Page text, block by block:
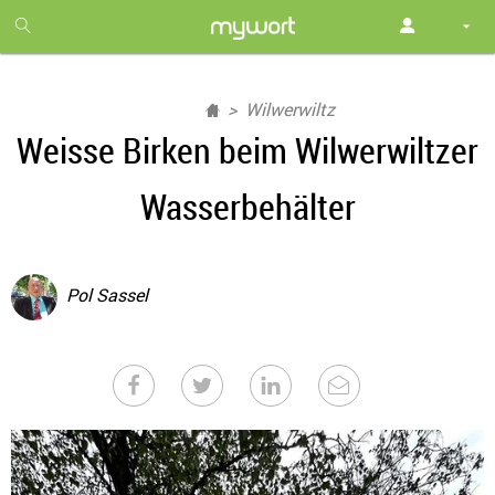
month
free
Wilwerwiltz
Weisse Birken beim Wilwerwiltzer
Wasserbehälter
Pol Sassel